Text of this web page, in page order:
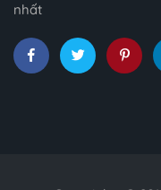
nhất